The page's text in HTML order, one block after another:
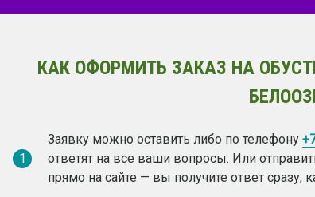
КАК ОФОРМИТЬ ЗАКАЗ НА
1
Заявку можно оставить либо по телефону
ответят на все ваши вопросы. Или
прямо на сайте — вы получите ответ